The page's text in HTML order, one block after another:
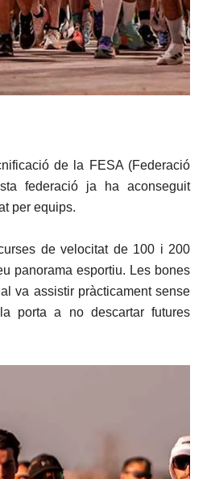
de la FESA (Federació
federació ja ha aconseguit
per equips.
de velocitat de 100 i 200
panorama esportiu. Les bones
va assistir pràcticament sense
porta a no descartar futures